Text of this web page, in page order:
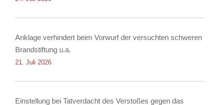
Anklage verhindert beim Vorwurf der versuchten schweren
Brandstiftung u.a.
21. Juli 2026
Einstellung bei Tatverdacht des Verstoßes gegen das